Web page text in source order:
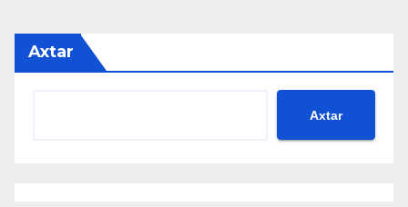
Axtar
Axtar